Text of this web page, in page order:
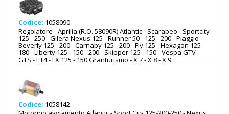
Codice: 1058090
Regolatore - Aprilia (R.O. 58090R) Atlantic - Scarabeo - Sportcity
125 - 250 - Gilera Nexus 125 - Runner 50 - 125 - 200 - Piaggio
Beverly 125 - 200 - Carnaby 125 - 200 - Fly 125 - Hexagon 125 -
180 - Liberty 125 - 150 - 200 - Skipper 125 - 150 - Vespa GTV -
GTS - ET4 - LX 125 - 150 Granturismo - X 7 - X 8 - X 9
Codice: 1058142